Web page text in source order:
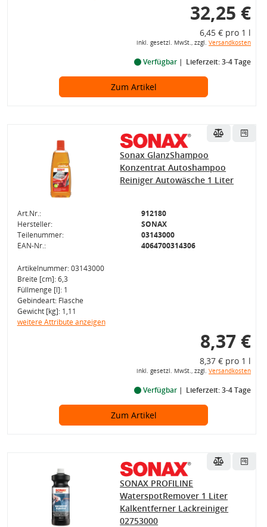
32,25 €
6,45 € pro 1 l
inkl. gesetzl. MwSt., zzgl. Versandkosten
Verfügbar Lieferzeit: 3-4 Tage
Zum Artikel
Sonax GlanzShampoo
Konzentrat Autoshampoo
Reiniger Autowäsche 1 Liter
Art.Nr.:
912180
Hersteller:
SONAX
Teilenummer:
03143000
EAN-Nr.:
4064700314306
Artikelnummer: 03143000
Breite [cm]: 6,3
Füllmenge [l]: 1
Gebindeart: Flasche
Gewicht [kg]: 1,11
weitere Attribute anzeigen
8,37 €
8,37 € pro 1 l
inkl. gesetzl. MwSt., zzgl. Versandkosten
Verfügbar Lieferzeit: 3-4 Tage
Zum Artikel
SONAX PROFILINE
WaterspotRemover 1 Liter
Kalkentferner Lackreiniger
02753000